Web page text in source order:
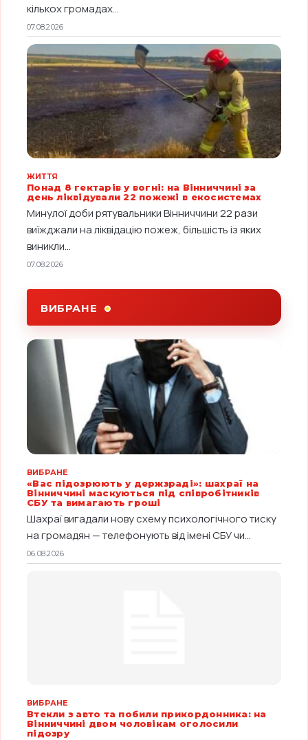
кількох громадах...
07.08.2026
ЖИТТЯ
Понад 8 гектарів у вогні: на Вінниччині за
день ліквідували 22 пожежі в екосистемах
Минулої доби рятувальники Вінниччини 22 рази
виїжджали на ліквідацію пожеж, більшість із яких
виникли...
07.08.2026
ВИБРАНЕ
ВИБРАНЕ
«Вас підозрюють у держзраді»: шахраї на
Вінниччині маскуються під співробітників
СБУ та вимагають гроші
Шахраї вигадали нову схему психологічного тиску
на громадян — телефонують від імені СБУ чи...
06.08.2026
ВИБРАНЕ
Втекли з авто та побили прикордонника: на
Вінниччині двом чоловікам оголосили
підозру